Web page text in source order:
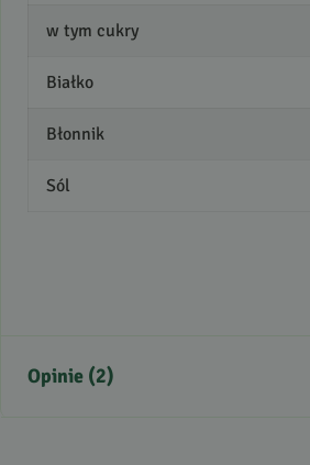
w tym cukry
Białko
Błonnik
Sól
Opinie (2)